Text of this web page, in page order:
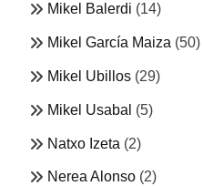
Mikel Balerdi (14)
Mikel García Maiza (50)
Mikel Ubillos (29)
Mikel Usabal (5)
Natxo Izeta (2)
Nerea Alonso (2)